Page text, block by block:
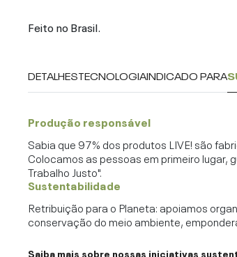
Feito no Brasil.
DETALHESTECNOLOGIAINDICADO PARA
Produção responsável
Sabia que 97% dos produtos LIVE! são
Colocamos as pessoas em primeiro lugar,
Trabalho Justo".
Sustentabilidade
Retribuição para o Planeta: apoiamos
conservação do meio ambiente,
Saiba mais sobre nossas iniciativas